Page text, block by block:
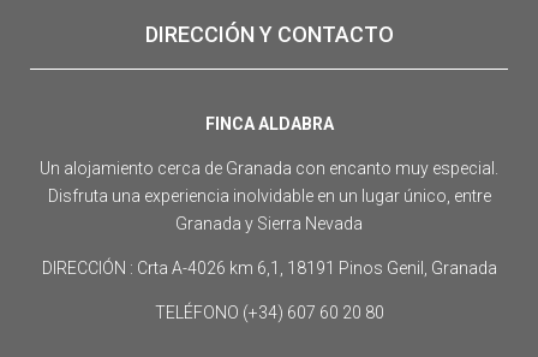
DIRECCIÓN Y CONTACTO
FINCA ALDABRA
Un alojamiento cerca de Granada con encanto muy especial.
Disfruta una experiencia inolvidable en un lugar único, entre
Granada y Sierra Nevada
DIRECCIÓN : Crta A-4026 km 6,1, 18191 Pinos Genil, Granada
TELÉFONO (+34) 607 60 20 80